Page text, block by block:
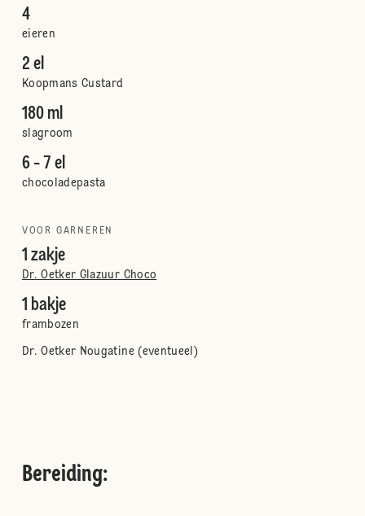
4
eieren
2 el
Koopmans Custard
180 ml
slagroom
6 - 7 el
chocoladepasta
VOOR GARNEREN
1 zakje
Dr. Oetker Glazuur Choco
1 bakje
frambozen
Dr. Oetker Nougatine (eventueel)
Bereiding: